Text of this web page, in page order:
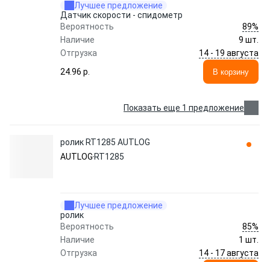
Лучшее предложение
Датчик скорости - спидометр
Вероятность
89%
Наличие
9 шт.
Отгрузка
14 - 19 августа
24.96 p.
В корзину
Показать еще 1 предложение
ролик RT1285 AUTLOG
AUTLOG RT1285
Лучшее предложение
ролик
Вероятность
85%
Наличие
1 шт.
Отгрузка
14 - 17 августа